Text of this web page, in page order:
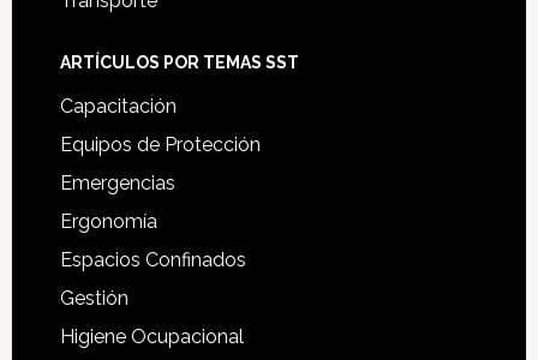
ARTÍCULOS POR TEMAS SST
Capacitación
Equipos de Protección
Emergencias
Ergonomía
Espacios Confinados
Gestión
Higiene Ocupacional